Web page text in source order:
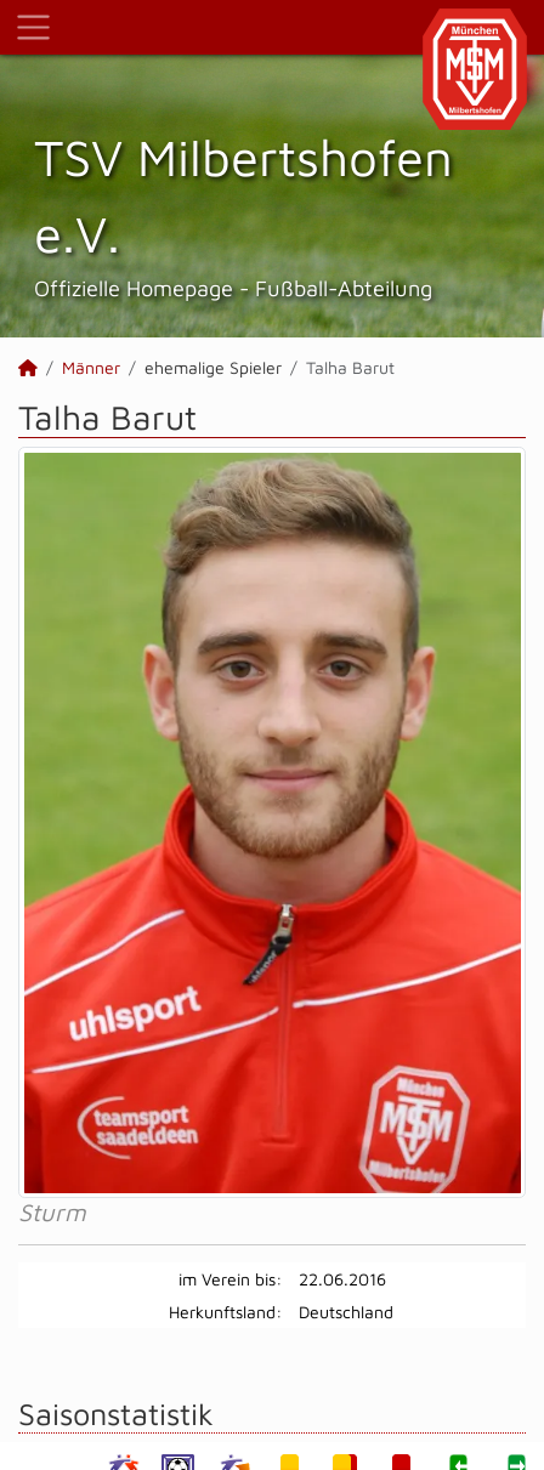
TSV Milbertshofen
e.V.
Offizielle Homepage - Fußball-Abteilung
Männer ehemalige Spieler Talha Barut
Talha Barut
Sturm
im Verein bis:
22.06.2016
Herkunftsland:
Deutschland
Saisonstatistik